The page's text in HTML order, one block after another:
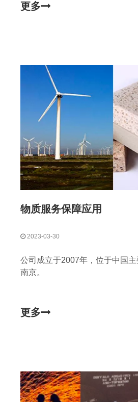
更多
物质服务保障应用
2023-03-30
公司成立于2007年，位于中国
南京。
更多